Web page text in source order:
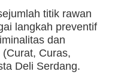
titik rawan
langkah preventif
dan
Curas,
Deli Serdang.